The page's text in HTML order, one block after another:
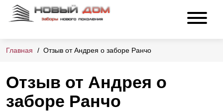
Главная Отзыв от Андрея о заборе Ранчо
Отзыв от Андрея о
заборе Ранчо